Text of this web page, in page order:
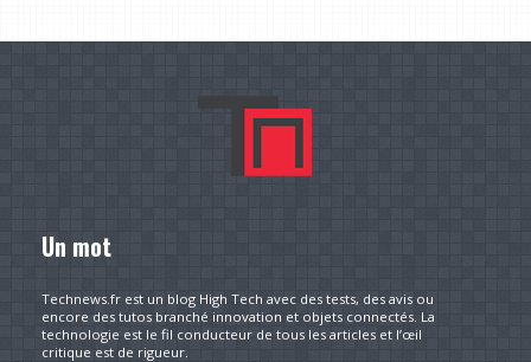
Un mot
Technews.fr est un blog High Tech avec des tests, des avis ou
encore des tutos branché innovation et objets connectés. La
technologie est le fil conducteur de tous les articles et l’œil
critique est de rigueur.